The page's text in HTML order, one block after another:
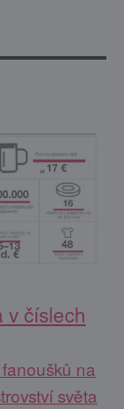
v číslech
na
světa